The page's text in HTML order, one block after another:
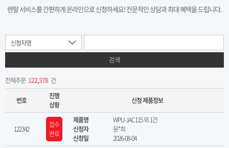
렌탈 서비스를 간편하게 온라인으로 신청하세요! 전문적인 상담과 최대 혜택을 드립니다.
신청자명
검색
전체주문 122,378 건
번호
진행
상황
신청 제품정보
122342
접수
완료
제품명
WPU-JAC115 외 1건
신청자
윤*희
신청일
2026-08-04